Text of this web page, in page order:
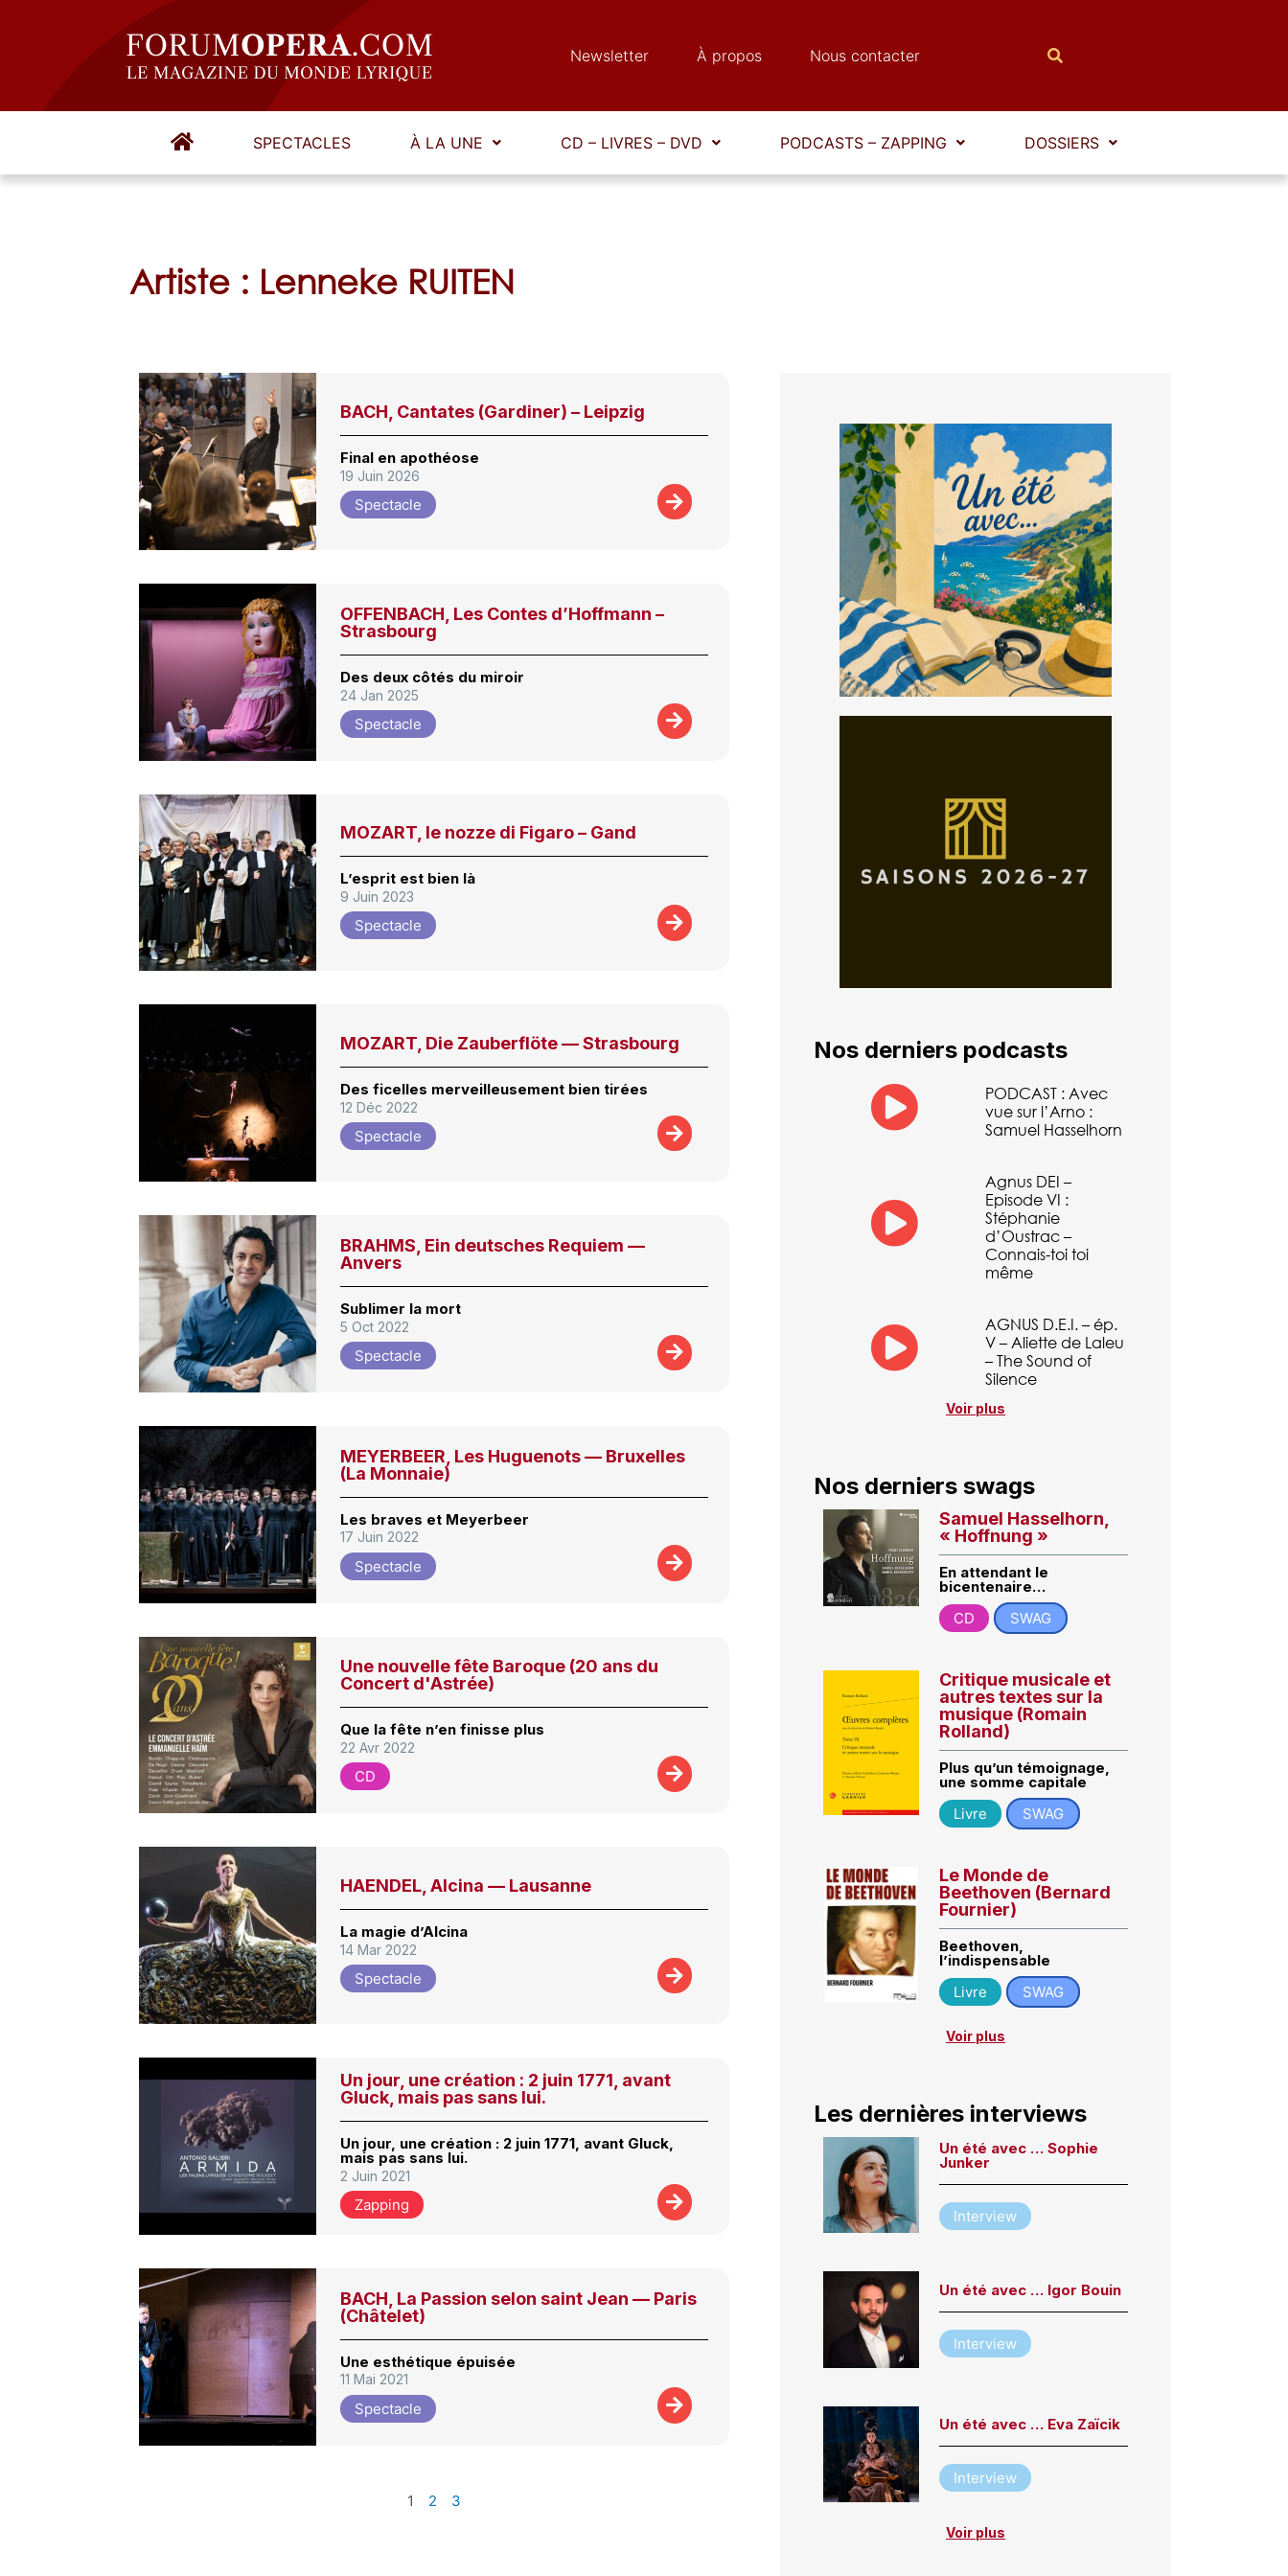
Newsletter À propos Nous contacter
SPECTACLES À LA UNE CD – LIVRES – DVD PODCASTS – ZAPPING DOSSIERS
Artiste : Lenneke RUITEN
BACH, Cantates (Gardiner) – Leipzig
Final en apothéose
19 Juin 2026
Spectacle
OFFENBACH, Les Contes d’Hoffmann –
Strasbourg
Des deux côtés du miroir
24 Jan 2025
Spectacle
MOZART, le nozze di Figaro – Gand
L’esprit est bien là
9 Juin 2023
Spectacle
MOZART, Die Zauberflöte — Strasbourg
Des ficelles merveilleusement bien tirées
12 Déc 2022
Spectacle
BRAHMS, Ein deutsches Requiem —
Anvers
Sublimer la mort
5 Oct 2022
Spectacle
MEYERBEER, Les Huguenots — Bruxelles
(La Monnaie)
Les braves et Meyerbeer
17 Juin 2022
Spectacle
Une nouvelle fête Baroque (20 ans du
Concert d'Astrée)
Que la fête n’en finisse plus
22 Avr 2022
CD
HAENDEL, Alcina — Lausanne
La magie d’Alcina
14 Mar 2022
Spectacle
Un jour, une création : 2 juin 1771, avant
Gluck, mais pas sans lui.
Un jour, une création : 2 juin 1771, avant Gluck,
mais pas sans lui.
2 Juin 2021
Zapping
BACH, La Passion selon saint Jean — Paris
(Châtelet)
Une esthétique épuisée
11 Mai 2021
Spectacle
1 2 3
Nos derniers podcasts
PODCAST : Avec
vue sur l’Arno :
Samuel Hasselhorn
Agnus DEI –
Episode VI :
Stéphanie
d’Oustrac –
Connais-toi toi
même
AGNUS D.E.I. – ép.
V – Aliette de Laleu
– The Sound of
Silence
Voir plus
Nos derniers swags
Samuel Hasselhorn,
« Hoffnung »
En attendant le
bicentenaire…
CD
SWAG
Critique musicale et
autres textes sur la
musique (Romain
Rolland)
Plus qu’un témoignage,
une somme capitale
Livre
SWAG
Le Monde de
Beethoven (Bernard
Fournier)
Beethoven,
l’indispensable
Livre
SWAG
Voir plus
Les dernières interviews
Un été avec … Sophie
Junker
Interview
Un été avec … Igor Bouin
Interview
Un été avec … Eva Zaïcik
Interview
Voir plus